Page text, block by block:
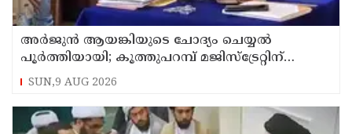
അര്‍ജുന്‍ ആയങ്കിയുടെ ചോദ്യം ചെയ്യല്‍
പൂര്‍ത്തിയായി; കൂത്തുപറമ്പ് മജിസ്ട്രേറ്റിന്
മുൻപില്‍ ഹാജരാക്കും
SUN,9 AUG 2026